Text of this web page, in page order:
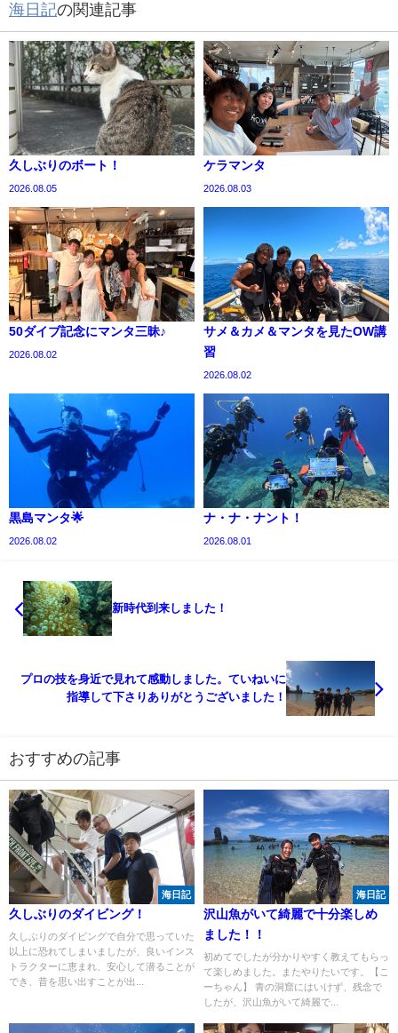
海日記の関連記事
久しぶりのボート！
2026.08.05
ケラマンタ
2026.08.03
50ダイブ記念にマンタ三昧♪
2026.08.02
サメ＆カメ＆マンタを見たOW講
習
2026.08.02
黒島マンタ🌟
2026.08.02
ナ・ナ・ナント！
2026.08.01
新時代到来しました！
プロの技を身近で見れて感動しました。ていねいに
指導して下さりありがとうございました！
おすすめの記事
海日記
久しぶりのダイビング！
久しぶりのダイビングで自分で思っていた
以上に恐れてしまいましたが、良いインス
トラクターに恵まれ、安心して潜ることが
でき、昔を思い出すことが出...
海日記
沢山魚がいて綺麗で十分楽しめ
ました！！
初めてでしたが分かりやすく教えてもらっ
て楽しめました。またやりたいです。【こ
ーちゃん】 青の洞窟にはいけず、残念で
したが、沢山魚がいて綺麗で...